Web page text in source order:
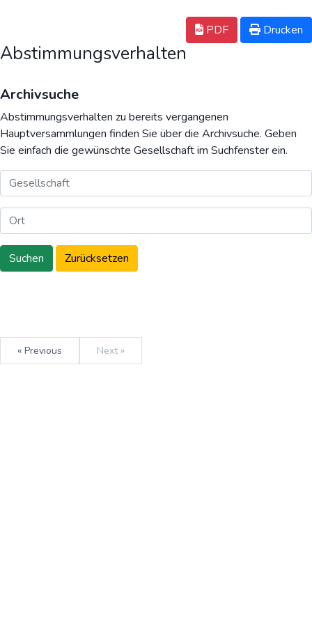
Drucken
PDF
Abstimmungsverhalten
Archivsuche
Abstimmungsverhalten zu bereits vergangenen
Hauptversammlungen finden Sie über die Archivsuche. Geben
Sie einfach die gewünschte Gesellschaft im Suchfenster ein.
Suchen Zurücksetzen
« Previous Next »